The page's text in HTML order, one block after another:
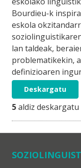
Bourdieu-k
eskola
lan taldeak,
problematikekin,
definizioaren
Deskargatu
5aldiz deskargatu